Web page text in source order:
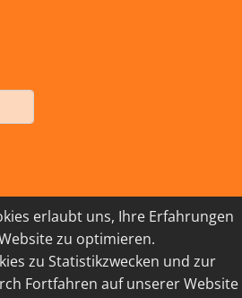
erlaubt uns, Ihre Erfahrungen
zu optimieren.
zu Statistikzwecken und zur
Fortfahren auf unserer Website
- Diözese Innsbruck
LINKSAMMLUNG